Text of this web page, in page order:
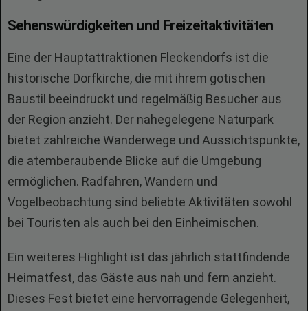
Sehenswürdigkeiten und Freizeitaktivitäten
Eine der Hauptattraktionen Fleckendorfs ist die
historische Dorfkirche, die mit ihrem gotischen
Baustil beeindruckt und regelmäßig Besucher aus
der Region anzieht. Der nahegelegene Naturpark
bietet zahlreiche Wanderwege und Aussichtspunkte,
die atemberaubende Blicke auf die Umgebung
ermöglichen. Radfahren, Wandern und
Vogelbeobachtung sind beliebte Aktivitäten sowohl
bei Touristen als auch bei den Einheimischen.
Ein weiteres Highlight ist das jährlich stattfindende
Heimatfest, das Gäste aus nah und fern anzieht.
Dieses Fest bietet eine hervorragende Gelegenheit,